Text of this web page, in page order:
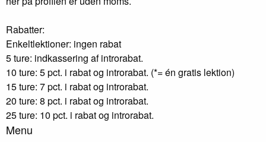
Rabatter:
Enkeltlektioner: ingen rabat
5 ture: indkassering af introrabat.
10 ture: 5 pct. i rabat og introrabat. (*= én gratis lektion)
15 ture: 7 pct. i rabat og introrabat.
20 ture: 8 pct. i rabat og introrabat.
25 ture: 10 pct. i rabat og introrabat.
Menu